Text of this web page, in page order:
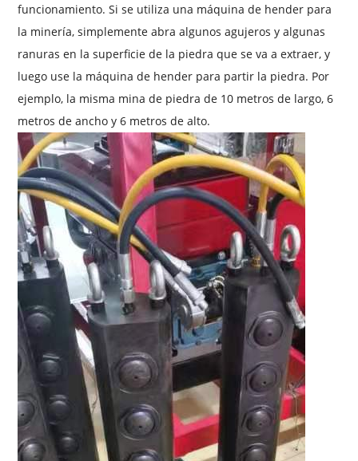
funcionamiento. Si se utiliza una máquina de hender para
la minería, simplemente abra algunos agujeros y algunas
ranuras en la superficie de la piedra que se va a extraer, y
luego use la máquina de hender para partir la piedra. Por
ejemplo, la misma mina de piedra de 10 metros de largo, 6
metros de ancho y 6 metros de alto.